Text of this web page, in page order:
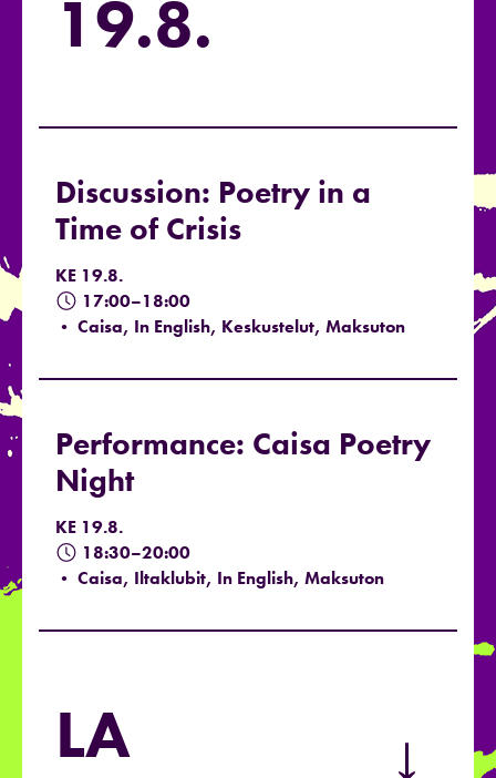
19.8.
Discussion: Poetry in a
Time of Crisis
KE 19.8.
17:00–18:00
• Caisa, In English, Keskustelut, Maksuton
Performance: Caisa Poetry
Night
KE 19.8.
18:30–20:00
• Caisa, Iltaklubit, In English, Maksuton
LA
→